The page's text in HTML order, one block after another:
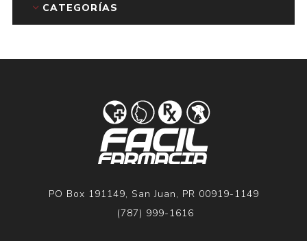
CATEGORÍAS
PO Box 191149, San Juan, PR 00919-1149
(787) 999-1616